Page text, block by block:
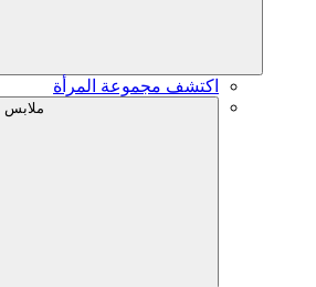
اكتشف مجموعة المرأة
ملابس